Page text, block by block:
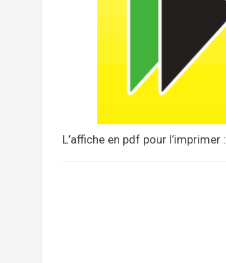
L’affiche en pdf pour l’imprimer :